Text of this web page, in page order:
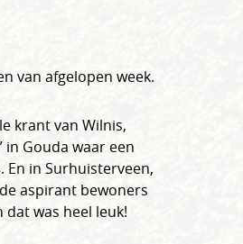
van afgelopen week.
krant van Wilnis,
in Gouda waar een
En in Surhuisterveen,
aspirant bewoners
dat was heel leuk!